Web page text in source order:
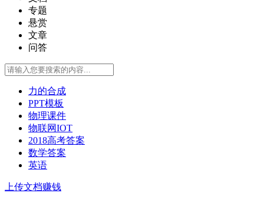
专题
悬赏
文章
问答
力的合成
PPT模板
物理课件
物联网IOT
2018高考答案
数学答案
英语
上传文档赚钱